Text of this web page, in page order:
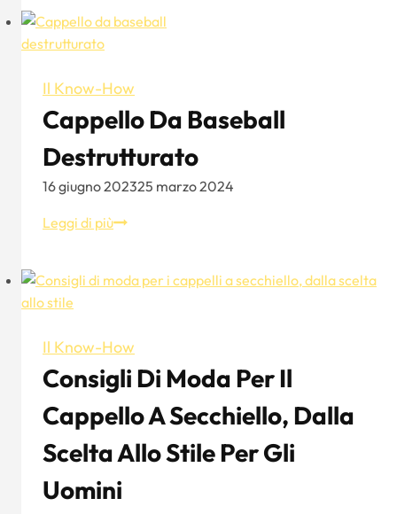
Modal
Una
guida
Il Know-How
Cappello Da Baseball
Destrutturato
16 giugno 202325 marzo 2024
Leggi di piùCappello
destrutturato
Il Know-How
Consigli Di Moda Per Il
Cappello A Secchiello, Dalla
Scelta Allo Stile Per Gli
Uomini